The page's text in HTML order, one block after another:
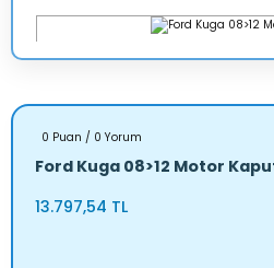
0 Puan / 0 Yorum
Ford Kuga 08>12 Motor
13.797,54 TL